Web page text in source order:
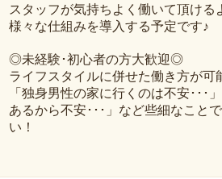
スタッフが気持ちよく働いて頂ける
様々な仕組みを導入する予定です♪
◎未経験･初心者の方大歓迎◎
ライフスタイルに併せた働き方が可
「独身男性の家に行くのは不安･･･
あるから不安･･･」など些細なこと
い！